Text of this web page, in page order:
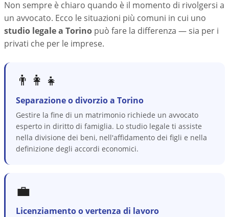
Non sempre è chiaro quando è il momento di rivolgersi a
un avvocato. Ecco le situazioni più comuni in cui uno
studio legale a Torino può fare la differenza — sia per i
privati che per le imprese.
👨‍👩‍👧
Separazione o divorzio a Torino
Gestire la fine di un matrimonio richiede un avvocato
esperto in diritto di famiglia. Lo studio legale ti assiste
nella divisione dei beni, nell'affidamento dei figli e nella
definizione degli accordi economici.
💼
Licenziamento o vertenza di lavoro